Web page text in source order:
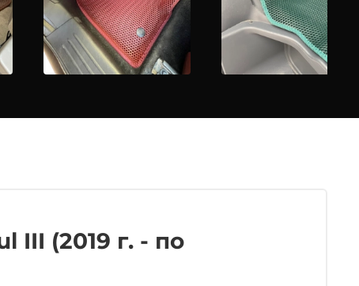
III (2019 г. - по